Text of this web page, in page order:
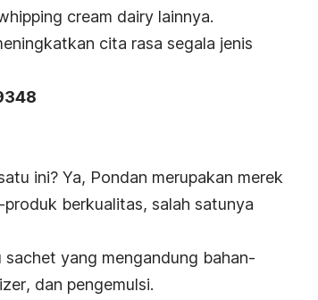
cream dairy lainnya.
cita rasa segala jenis
ini? Ya, Pondan merupakan merek
berkualitas, salah satunya
sachet yang mengandung bahan-
, dan pengemulsi.